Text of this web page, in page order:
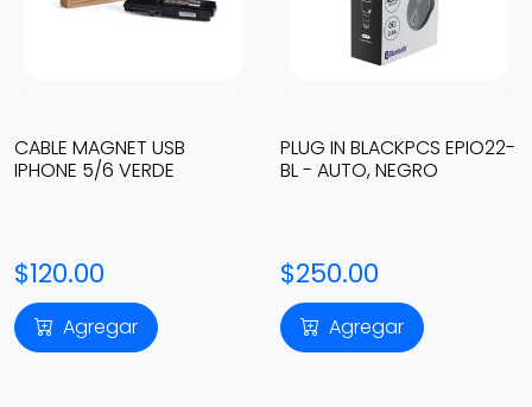
CABLE MAGNET USB
IPHONE 5/6 VERDE
$120.00
Agregar
PLUG IN BLACKPCS EPIO22-
BL - AUTO, NEGRO
$250.00
Agregar